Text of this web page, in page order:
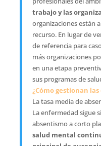
trabajo y las
organizaciones están
recurso. En lugar de
de referencia para
más organizaciones
en una etapa
sus programas de
¿Cómo gestionan
La tasa media de
La enfermedad sigue
absentismo a corto
salud mental